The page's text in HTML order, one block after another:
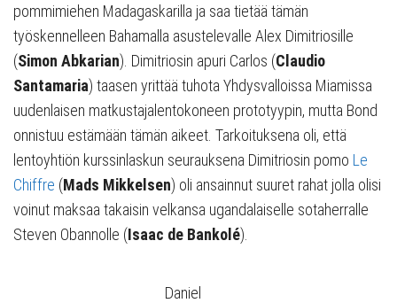
pommimiehen Madagaskarilla ja saa tietää tämän
työskennelleen Bahamalla asustelevalle Alex Dimitriosille
(Simon Abkarian). Dimitriosin apuri Carlos (Claudio
Santamaria) taasen yrittää tuhota Yhdysvalloissa Miamissa
uudenlaisen matkustajalentokoneen prototyypin, mutta Bond
onnistuu estämään tämän aikeet. Tarkoituksena oli, että
lentoyhtiön kurssinlaskun seurauksena Dimitriosin pomo Le
Chiffre (Mads Mikkelsen) oli ansainnut suuret rahat jolla olisi
voinut maksaa takaisin velkansa ugandalaiselle sotaherralle
Steven Obannolle (Isaac de Bankolé).
Daniel